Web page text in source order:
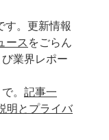
。更新情報
ースをごらん
業界レポー
。 記事一
明とプライバ